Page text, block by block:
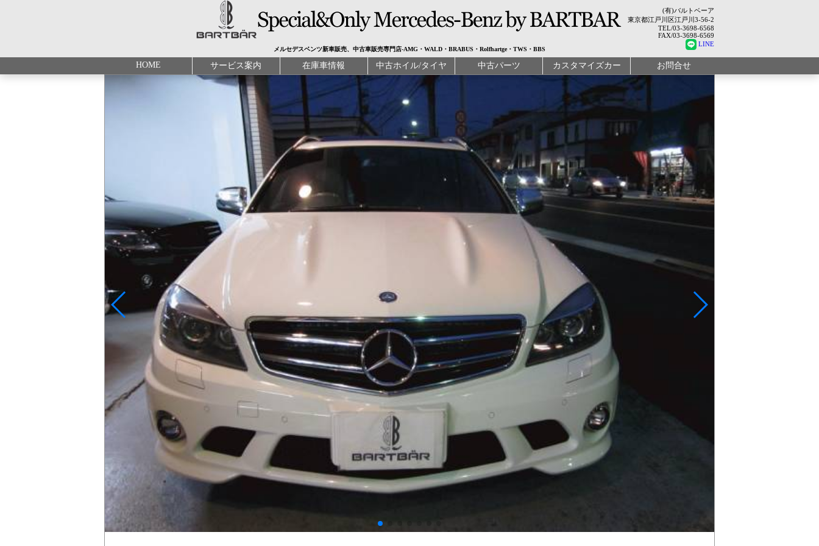
メルセデスベンツ新車販売、中古車販売専門店-AMG・WALD・BRABUS・Rolfhartge・TWS・BBS
(有)バルトベーア
東京都江戸川区江戸川3-56-2
TEL/03-3698-6568
FAX/03-3698-6569
LINE
HOME サービス案内 在庫車情報 中古ホイル/タイヤ 中古パーツ カスタマイズカー お問合せ